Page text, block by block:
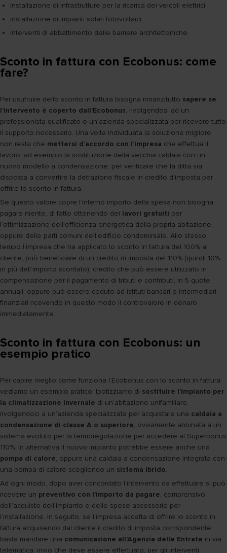
installazione di infrastrutture per la ricarica dei veicoli elettrici;
installazione di impianti solari fotovoltaici;
interventi di abbattimento delle barriere architettoniche.
Sconto in fattura con Ecobonus: come
fare?
Per usufruire dello sconto in fattura bisogna innanzitutto sapere se
l’intervento è coperto dall’Ecobonus, rivolgendosi ad un
professionista qualificato o un’azienda specializzata per ricevere tutto
il supporto necessario. Una volta individuata la soluzione migliore,
non resta che mettersi d’accordo con l’impresa che effettua il
lavoro, ad esempio la sostituzione della vecchia caldaia con un
nuovo modello a condensazione, per verificare che la ditta sia
disposta a convertire la detrazione fiscale in credito d’imposta per
offrire lo sconto in fattura.
Se questo valore copre l’interno importo della spesa non bisogna
pagare niente, di fatto ottenendo dei lavori gratuiti per
l’ottimizzazione dell’efficienza energetica della propria abitazione,
oppure delle parti comuni dell’edificio condominiale. Allo stesso
tempo l’impresa che ha applicato lo sconto in fattura del 100% al
cliente, può beneficiare di un credito di imposta del 110% (quindi 10%
in più dell’importo scontato), credito che può essere utilizzato in
compensazione per il pagamento di tributi e contributi, in 5 quote
annuali, oppure può essere ceduto ad istituti bancari o intermediari
finanziari ricevendo in questo modo il controvalore in denaro
immediatamente.
Sconto in fattura con Ecobonus: un
esempio pratico
Per capire meglio come funziona l’Ecobonus con lo sconto in fattura
vediamo un esempio pratico. Ipotizziamo di sostituire l’impianto per
la climatizzazione invernale di un’abitazione unifamiliare,
rivolgendoci a un’azienda specializzata per acquistare una caldaia a
condensazione di classe A o superiore, ovviamente abbinata a un
sistema evoluto per la termoregolazione per accedere al Superbonus
110%. In alternativa il nuovo impianto potrebbe essere anche una
pompa di calore, oppure una caldaia a condensazione integrata con
una pompa di calore scegliendo un sistema ibrido.
Ad ogni modo, dopo aver concordato l’intervento da effettuare si può
ricevere un preventivo con l’importo da pagare, comprensivo
dell’acquisto dell’impianto e delle spese accessorie per
l’installazione. In seguito, se l’impresa accetta di offrire lo sconto in
fattura acquisendo dal cliente il credito di imposta corrispondente,
basta mandare una comunicazione all’Agenzia delle Entrate in via
telematica, invio che deve essere effettuato, per gli interventi